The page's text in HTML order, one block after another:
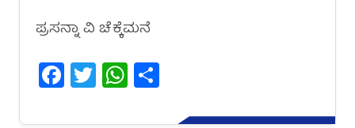
ಪ್ರಸನ್ನಾ ವಿ ಚೆಕ್ಕೆಮನೆ
Facebook
TwitterWhatsApp